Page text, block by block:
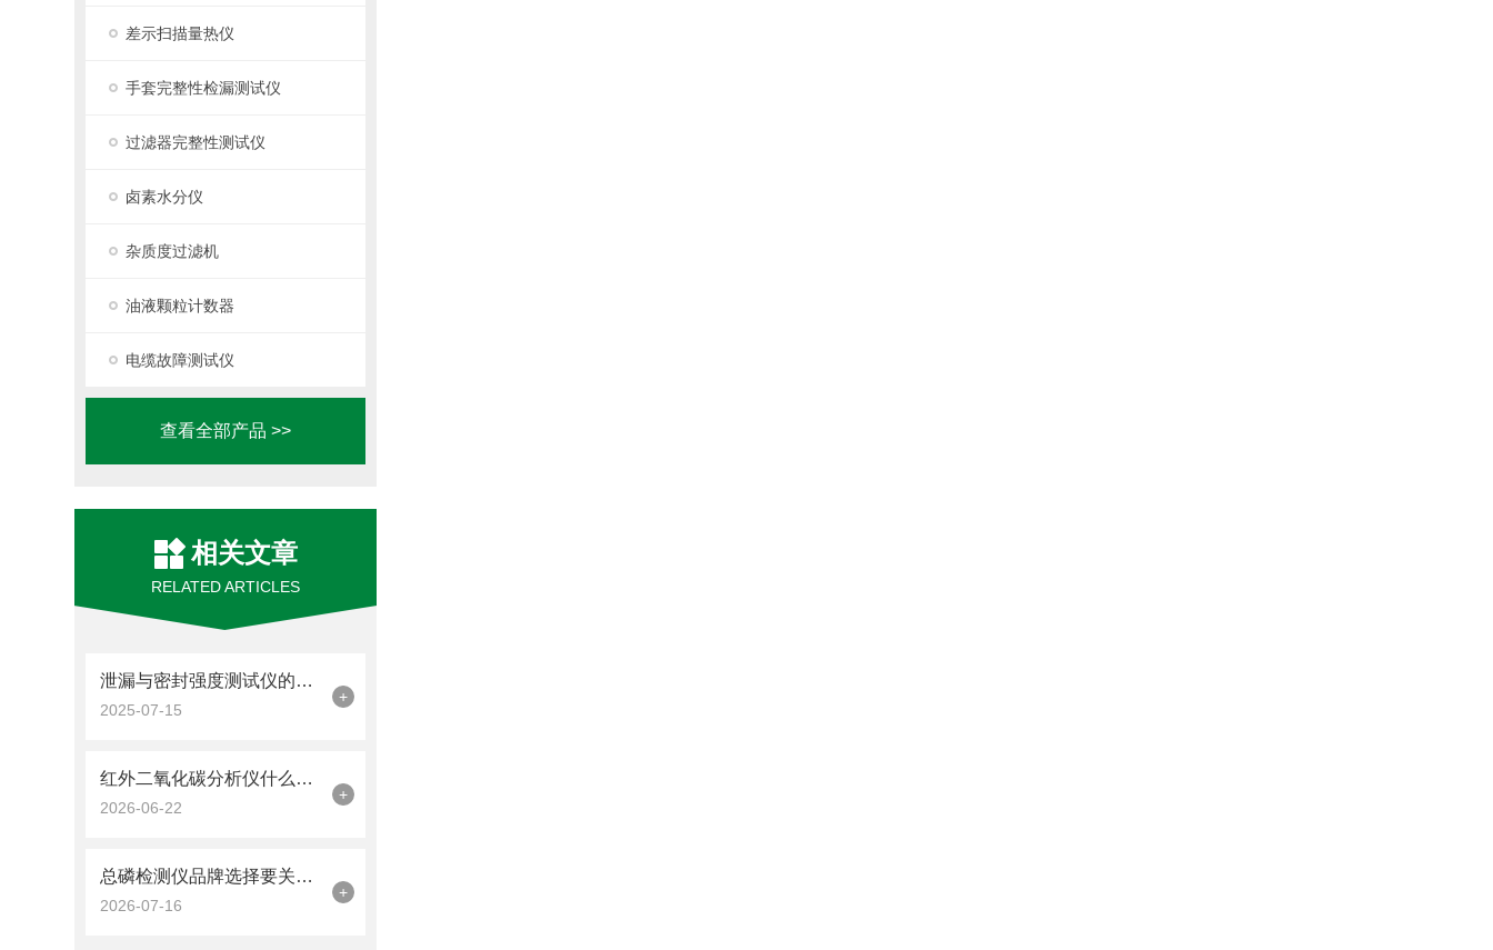
差示扫描量热仪
手套完整性检漏测试仪
过滤器完整性测试仪
卤素水分仪
杂质度过滤机
油液颗粒计数器
电缆故障测试仪
查看全部产品 >>
相关文章
RELATED ARTICLES
泄漏与密封强度测试仪的原理与应用
2025-07-15
+
红外二氧化碳分析仪什么品牌好？优云谱YP-Q2五大场景选型全解析
2026-06-22
+
总磷检测仪品牌选择要关注哪些因素？检测精度与数据管理能力解析
2026-07-16
+